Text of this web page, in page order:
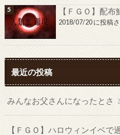
【ＦＧＯ】配
2018/07/20 に投稿
最近の投稿
みんなお父さんになったとさ
【ＦＧＯ】ハロウィンイベで